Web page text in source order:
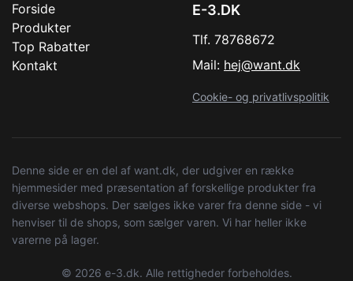
Forside
Produkter
Top Rabatter
Kontakt
E-3.DK
Tlf. 78768672
Mail: hej@want.dk
Cookie- og privatlivspolitik
Denne side er en del af want.dk, der udgiver en række
hjemmesider med præsentation af forskellige produkter fra
diverse webshops. Der sælges ikke varer fra denne side - vi
henviser til de shops, som sælger varen. Vi har heller ikke
varerne på lager.
© 2026 e-3.dk. Alle rettigheder forbeholdes.